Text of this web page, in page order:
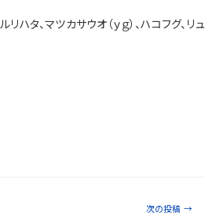
ハタ、マツカサウオ（ｙｇ）、ハコフグ、リュ
次の投稿 →